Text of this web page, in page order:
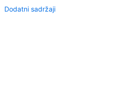
Dodatni sadržaji